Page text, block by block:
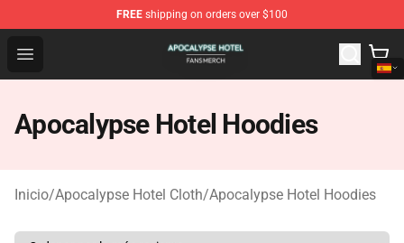
FREE shipping on orders over $100
Open menu
Apocalypse Hotel Shop - Official Apocalypse Hotel
Apocalypse Hotel Hoodies
Inicio/Apocalypse Hotel Cloth/Apocalypse Hotel Hoodies